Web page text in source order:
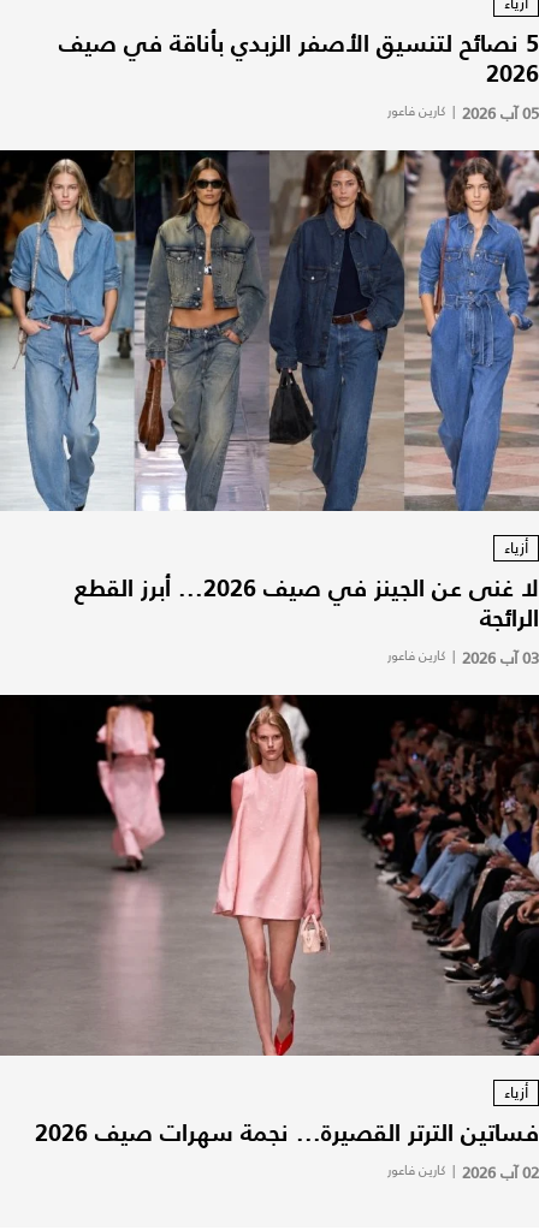
5 نصائح لتنسيق الأصفر الزبدي بأناقة في صيف
2026
05 آب 2026 | كارين فاعور
أزياء
لا غنى عن الجينز في صيف 2026... أبرز القطع
الرائجة
03 آب 2026 | كارين فاعور
أزياء
فساتين الترتر القصيرة... نجمة سهرات صيف 2026
02 آب 2026 | كارين فاعور